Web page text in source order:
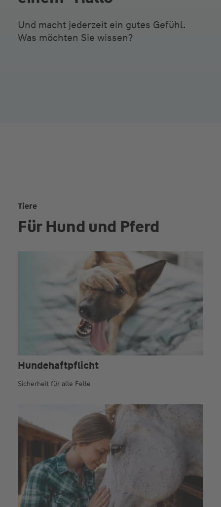
Und macht jederzeit ein gutes Gefühl.
Was möchten Sie wissen?
Tiere
Für Hund und Pferd
Hundehaftpflicht
Sicherheit für alle Felle